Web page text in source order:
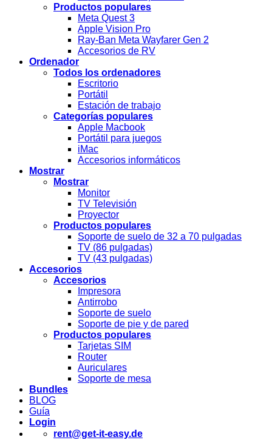
Productos populares
Meta Quest 3
Apple Vision Pro
Ray-Ban Meta Wayfarer Gen 2
Accesorios de RV
Ordenador
Todos los ordenadores
Escritorio
Portátil
Estación de trabajo
Categorías populares
Apple Macbook
Portátil para juegos
iMac
Accesorios informáticos
Mostrar
Mostrar
Monitor
TV Televisión
Proyector
Productos populares
Soporte de suelo de 32 a 70 pulgadas
TV (86 pulgadas)
TV (43 pulgadas)
Accesorios
Accesorios
Impresora
Antirrobo
Soporte de suelo
Soporte de pie y de pared
Productos populares
Tarjetas SIM
Router
Auriculares
Soporte de mesa
Bundles
BLOG
Guía
Login
rent@get-it-easy.de